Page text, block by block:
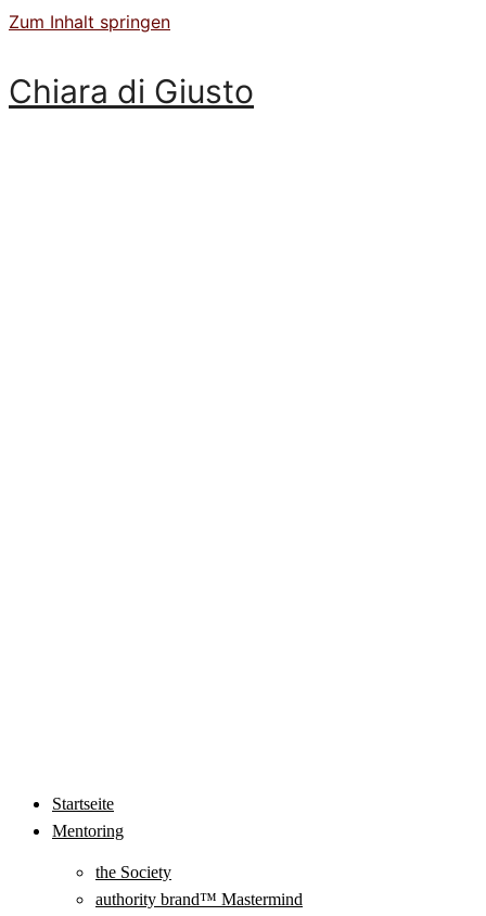
Zum Inhalt springen
Chiara di Giusto
Startseite
Mentoring
the Society
authority brand™ Mastermind